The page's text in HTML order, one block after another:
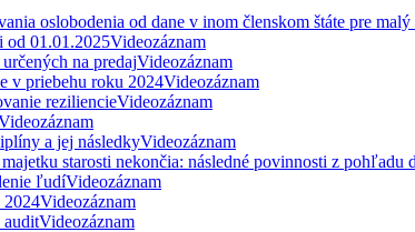
oslobodenia od dane v inom členskom štáte pre
od 01.01.2025Videozáznam
na predajVideozáznam
v priebehu roku 2024Videozáznam
reziliencieVideozáznam
a jej následkyVideozáznam
starosti nekončia: následné povinnosti z pohľadu
ľudíVideozáznam
2024Videozáznam
Videozáznam